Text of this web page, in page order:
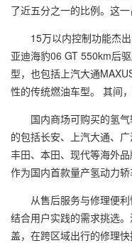
了近五分之一的比例。这
15万以内控制功能杰出
亚迪海豹06 GT 550km后
型，也包括上汽大通
性的传统燃油车型。 其间
国内商场可购买的氢气
的包括长安、上汽大通、
丰田、本田、现代等海外
作为国内首款量产氢动力
从售后服务与修理便利
结合用户实践的需求挑选
盖，在跨区域出行的修理